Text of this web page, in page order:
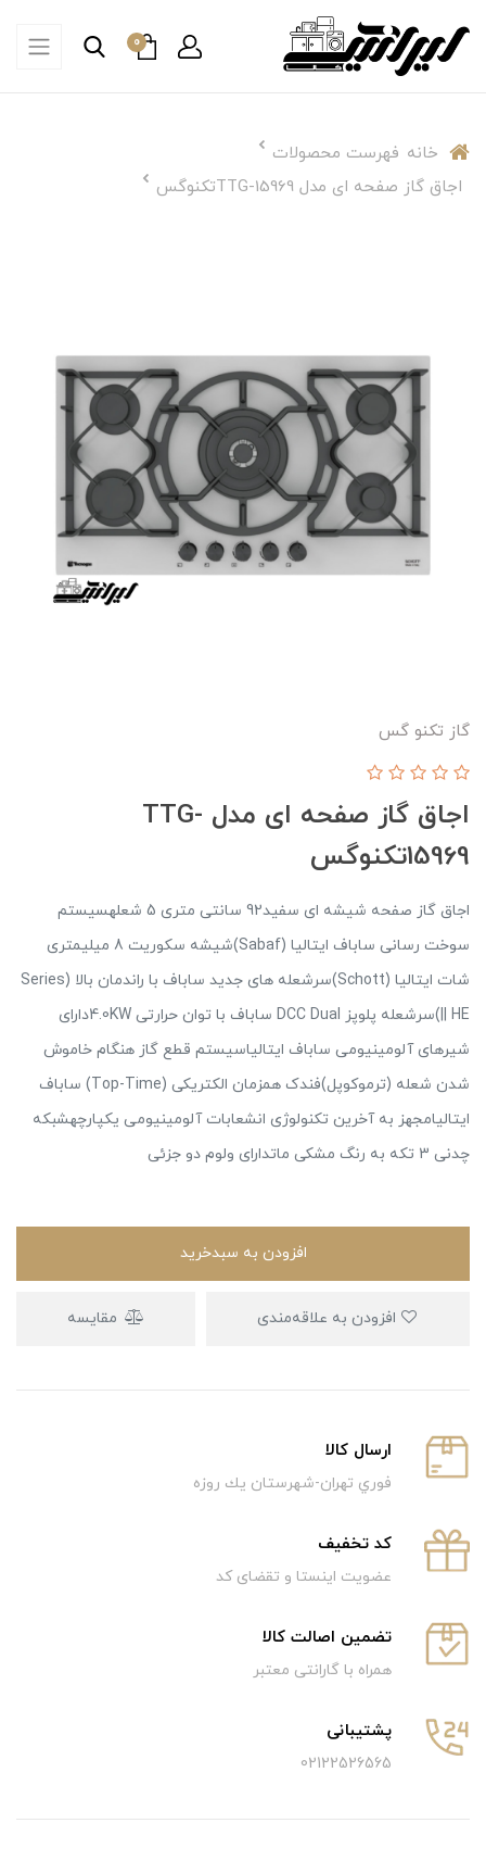
0
خانه فهرست محصولات
اجاق گاز صفحه ای مدل TTG-15969تکنوگس
گاز تکنو گس
اجاق گاز صفحه ای مدل TTG-
15969تکنوگس
اجاق گاز صفحه شیشه ای سفید92 سانتی متری 5 شعلهسیستم
سوخت رسانی ساباف ایتالیا (Sabaf)شیشه سکوریت 8 میلیمتری
شات ایتالیا (Schott)سرشعله های جدید ساباف با راندمان بالا (Series
|| HE)سرشعله پلوپز DCC Dual ساباف با توان حرارتی 4.0KWدارای
شیرهای آلومینیومی ساباف ایتالیاسیستم قطع گاز هنگام خاموش
شدن شعله (ترموکوپل)فندک همزمان الکتریکی (Top-Time) ساباف
ایتالیامجهز به آخرین تکنولوژی انشعابات آلومینیومی یکپارچهشبکه
چدنی 3 تکه به رنگ مشکی ماتدارای ولوم دو جزئی
افزودن به سبدخرید
مقایسه
ارسال كالا
فوري تهران-شهرستان يك روزه
كد تخفيف
عضویت اینستا و تقضای کد
تضمین اصالت کالا
همراه با گارانتی معتبر
پشتیبانی
02122526565